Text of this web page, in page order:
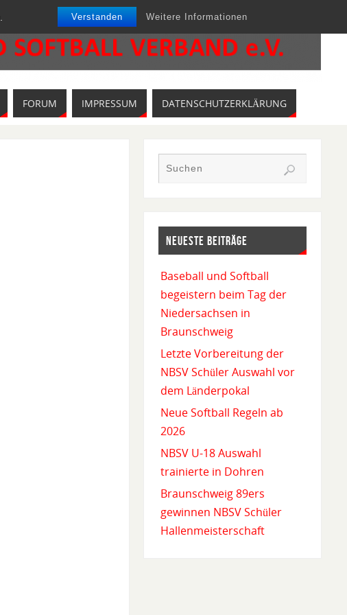
Verstanden Weitere Informationen
FORUM IMPRESSUM DATENSCHUTZERKLÄRUNG
NEUESTE BEITRÄGE
Baseball und Softball
begeistern beim Tag der
Niedersachsen in
Braunschweig
Letzte Vorbereitung der
NBSV Schüler Auswahl vor
dem Länderpokal
Neue Softball Regeln ab
2026
NBSV U-18 Auswahl
trainierte in Dohren
Braunschweig 89ers
gewinnen NBSV Schüler
Hallenmeisterschaft